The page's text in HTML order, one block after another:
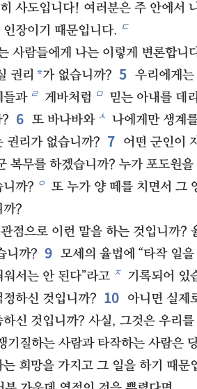
사도입니다! 여러분은 주 안에서
장이기 때문입니다. ㄷ
사람들에게 나는 이렇게 변론합니
권리 *가 없습니까? 5 우리에게
들과 ㄹ 게바처럼 ㅁ 믿는 아내를 데
6 또 바나바와 ㅅ 나에게만 생계
권리가 없습니까? 7
어떤 군인이
복무를 하겠습니까? 누가 포도원
니까? ㅇ 또 누가 양 떼를 치면서 그
까?
점으로 이런 말을 하는 것입니까?
니까? 9 모세의 율법에 “타작 일
서는 안 된다”라고 ㅈ 기록되어 있
하신 것입니까? 10
아니면 실제
신 것입니까? 사실, 그것은 우리를
기질하는 사람과 타작하는 사람은
희망을 가지고 그 일을 하기 때문